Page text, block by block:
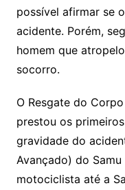
possível afirmar se
acidente. Porém,
homem que
socorro.
O Resgate do
prestou os
gravidade do
Avançado) do
motociclista até a